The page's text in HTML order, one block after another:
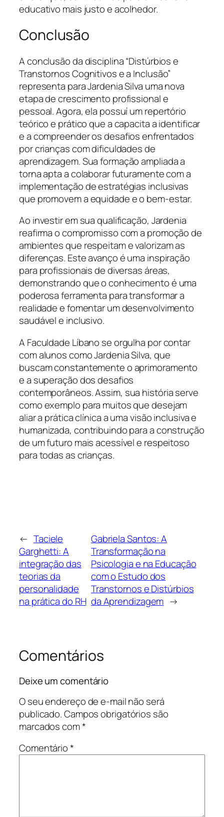
educativo mais justo e acolhedor.
Conclusão
A conclusão da disciplina “Distúrbios e
Transtornos Cognitivos e a Inclusão”
representa para Jardenia Silva uma nova
etapa de crescimento profissional e
pessoal. Agora, ela possuí um repertório
teórico e prático que a capacita a identificar
e a compreender os desafios enfrentados
por crianças com dificuldades de
aprendizagem. Sua formação ampliada a
torna apta a colaborar futuramente com a
implementação de estratégias inclusivas
que promovem a equidade e o bem-estar.
Ao investir em sua qualificação, Jardenia
reafirma o compromisso com a promoção de
ambientes que respeitam e valorizam as
diferenças. Este avanço é uma inspiração
para profissionais de diversas áreas,
demonstrando que o conhecimento é uma
poderosa ferramenta para transformar a
realidade e fomentar um desenvolvimento
saudável e inclusivo.
A Faculdade Líbano se orgulha por contar
com alunos como Jardenia Silva, que
buscam constantemente o aprimoramento
e a superação dos desafios
contemporâneos. Assim, sua história serve
como exemplo para muitos que desejam
aliar a prática clínica a uma visão inclusiva e
humanizada, contribuindo para a construção
de um futuro mais acessível e respeitoso
para todas as crianças.
← Taciele
Garghetti: A
integração das
teorias da
personalidade
na prática do RH
Gabriela Santos: A
Transformação na
Psicologia e na Educação
com o Estudo dos
Transtornos e Distúrbios
da Aprendizagem →
Comentários
Deixe um comentário
O seu endereço de e-mail não será
publicado.Campos obrigatórios são
marcados com*
Comentário*